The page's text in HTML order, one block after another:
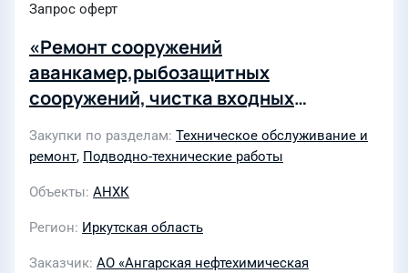
Запрос оферт
«Ремонт сооружений
аванкамер,рыбозащитных
сооружений, чистка входных
решеток, сеток, галерей и установка/
снятие заглушек (водолазные
«АНХК»
Закупки по разделам Техническое обслуживание и
ремонт, Подводно-технические работы
Объекты АНХК
Регион Иркутская область
Заказчик АО «Ангарская нефтехимическая